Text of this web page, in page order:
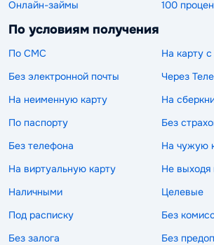
Онлайн-займы
100
По условиям получения
По СМС
На карту
Без электронной почты
Через
На неименную карту
На
По паспорту
Без
Без телефона
На чужую
На виртуальную карту
Не выходя
Наличными
Целевые
Под расписку
Без
Без залога
Без